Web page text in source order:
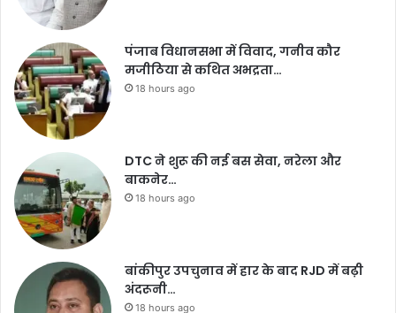
पंजाब विधानसभा में विवाद, गनीव कौर
मजीठिया से कथित अभद्रता…
18 hours ago
DTC ने शुरू की नई बस सेवा, नरेला और
बाकनेर…
18 hours ago
बांकीपुर उपचुनाव में हार के बाद RJD में बढ़ी
अंदरूनी…
18 hours ago